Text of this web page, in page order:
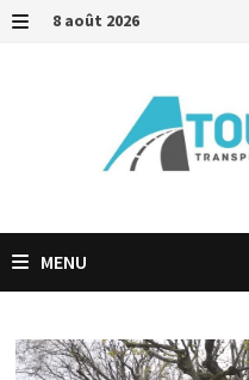
Passer8 août 2026
MENU